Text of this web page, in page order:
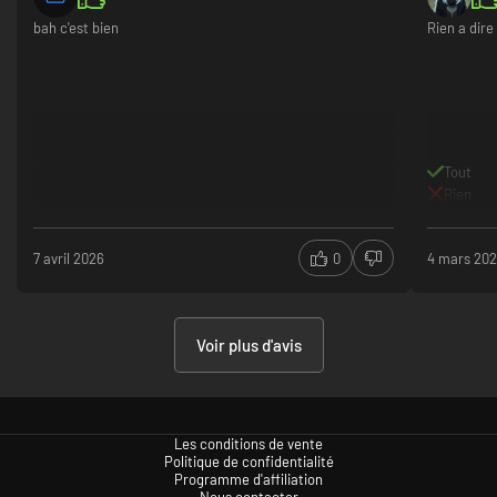
En solo,
s’envole.
incroyable
moments.
Risk of
de
bah c'est bien
7 avril 2026 0
Rien a
Tout
4 mars
Voir plus d'avis
Les conditions de vente
Politique de confidentialité
Programme d'affiliation